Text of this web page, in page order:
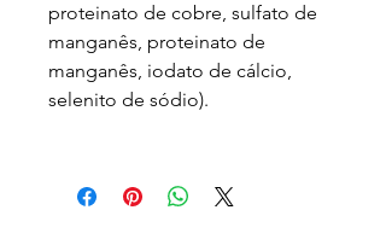
proteinato de cobre, sulfato de
manganês, proteinato de
manganês, iodato de cálcio,
selenito de sódio).